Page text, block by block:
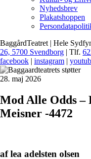
Nyhedsbrev
Plakatshoppen
BaggårdTeatret | Hele
26, 5700 Svendborg | Tlf.
facebook
instagram
28. maj 2026
Mod Alle Odds –
Meisner -4472
af lea adelsten olsen